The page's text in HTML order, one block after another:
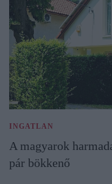
INGATLAN
A magyarok
pár bökkenő